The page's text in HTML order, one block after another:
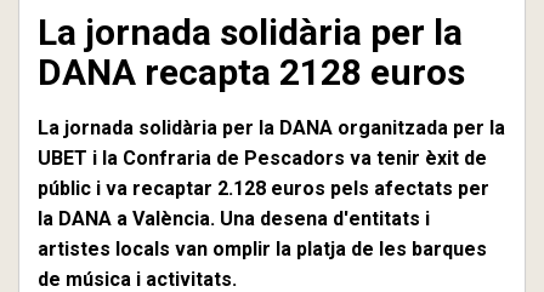
La jornada solidària per la
DANA recapta 2128 euros
La jornada solidària per la DANA organitzada per la
UBET i la Confraria de Pescadors va tenir èxit de
públic i va recaptar 2.128 euros pels afectats per
la DANA a València. Una desena d'entitats i
artistes locals van omplir la platja de les barques
de música i activitats.